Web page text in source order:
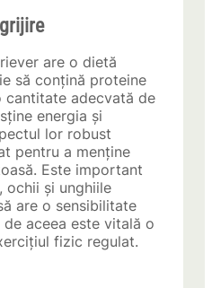
are o dietă
să conțină proteine
adecvată de
energia și
lor robust
pentru a menține
Este important
ochii și unghiile
are o sensibilitate
aceea este vitală o
fizic regulat.